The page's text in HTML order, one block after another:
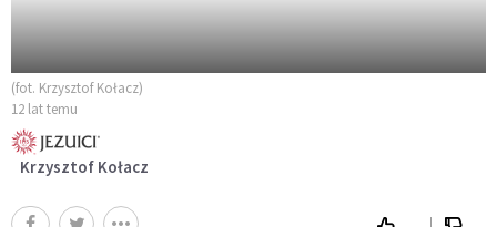
(fot. Krzysztof Kołacz)
12 lat temu
Krzysztof Kołacz